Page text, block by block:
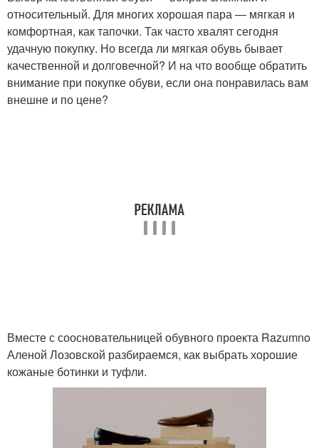
относительный. Для многих хорошая пара — мягкая и
комфортная, как тапочки. Так часто хвалят сегодня
удачную покупку. Но всегда ли мягкая обувь бывает
качественной и долговечной? И на что вообще обратить
внимание при покупке обуви, если она понравилась вам
внешне и по цене?
Вместе с соосновательницей обувного проекта Razumno
Аленой Лозовской разбираемся, как выбрать хорошие
кожаные ботинки и туфли.